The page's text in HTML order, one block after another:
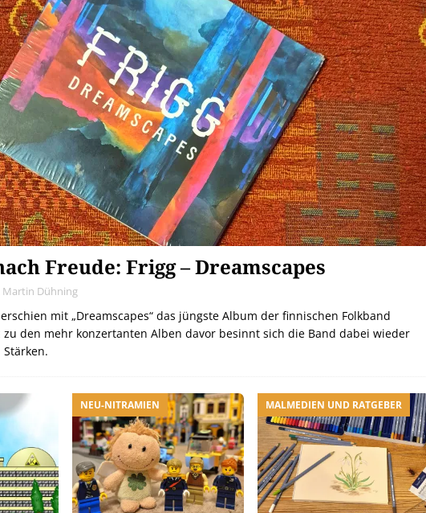
Freude: Frigg – Dreamscapes
Martin Dühning
mit „Dreamscapes“ das jüngste Album der finnischen Folkband
zu den mehr konzertanten Alben davor besinnt sich die Band dabei wieder
NEU-NITRAMIEN MALMEDIEN UND RATGEBER